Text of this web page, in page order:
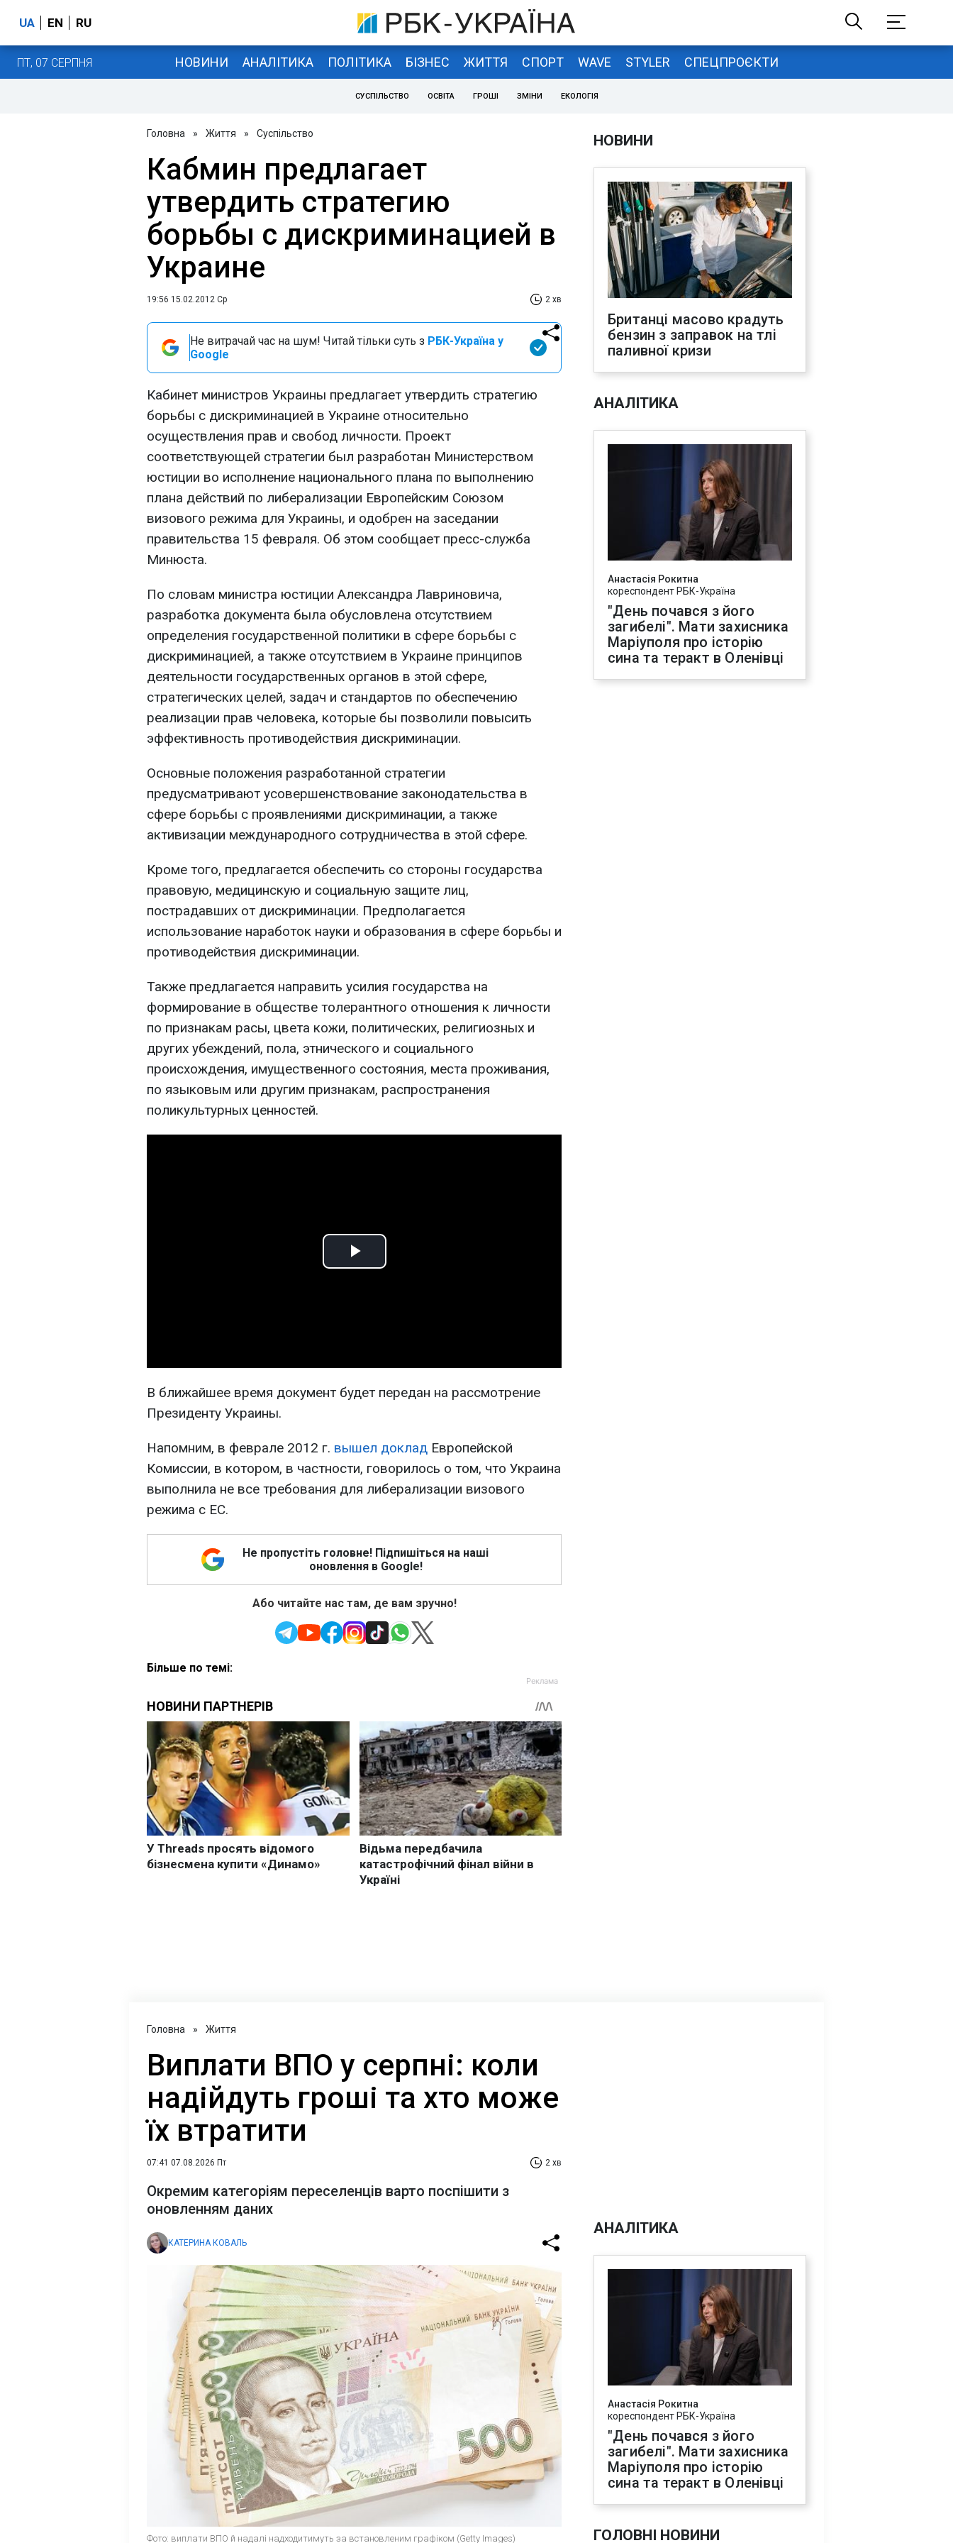
UA EN RU
ПТ, 07 СЕРПНЯ НОВИНИ АНАЛІТИКА ПОЛІТИКА БІЗНЕС ЖИТТЯ СПОРТ WAVE STYLER СПЕЦПРОЄКТИ
СУСПІЛЬСТВО ОСВІТА ГРОШІ ЗМІНИ ЕКОЛОГІЯ
Головна » Життя » Суспільство
Кабмин предлагает
утвердить стратегию
борьбы с дискриминацией в
Украине
19:56 15.02.2012 Ср 2 хв
Не витрачай час на шум! Читай тільки суть з РБК-Україна у
Google
Кабинет министров Украины предлагает утвердить стратегию
борьбы с дискриминацией в Украине относительно
осуществления прав и свобод личности. Проект
соответствующей стратегии был разработан Министерством
юстиции во исполнение национального плана по выполнению
плана действий по либерализации Европейским Союзом
визового режима для Украины, и одобрен на заседании
правительства 15 февраля. Об этом сообщает пресс-служба
Минюста.
По словам министра юстиции Александра Лавриновича,
разработка документа была обусловлена отсутствием
определения государственной политики в сфере борьбы с
дискриминацией, а также отсутствием в Украине принципов
деятельности государственных органов в этой сфере,
стратегических целей, задач и стандартов по обеспечению
реализации прав человека, которые бы позволили повысить
эффективность противодействия дискриминации.
Основные положения разработанной стратегии
предусматривают усовершенствование законодательства в
сфере борьбы с проявлениями дискриминации, а также
активизации международного сотрудничества в этой сфере.
Кроме того, предлагается обеспечить со стороны государства
правовую, медицинскую и социальную защите лиц,
пострадавших от дискриминации. Предполагается
использование наработок науки и образования в сфере борьбы и
противодействия дискриминации.
Также предлагается направить усилия государства на
формирование в обществе толерантного отношения к личности
по признакам расы, цвета кожи, политических, религиозных и
других убеждений, пола, этнического и социального
происхождения, имущественного состояния, места проживания,
по языковым или другим признакам, распространения
поликультурных ценностей.
Play
В ближайшее время документ будет передан на рассмотрение
Президенту Украины.
Напомним, в феврале 2012 г. вышел доклад Европейской
Комиссии, в котором, в частности, говорилось о том, что Украина
выполнила не все требования для либерализации визового
режима с ЕС.
Не пропустіть головне! Підпишіться на наші
оновлення в Google!
Або читайте нас там, де вам зручно!
Більше по темі:
НОВИНИ
Британці масово крадуть
бензин з заправок на тлі
паливної кризи
АНАЛІТИКА
Анастасія Рокитна
кореспондент РБК-Україна
"День почався з його
загибелі". Мати захисника
Маріуполя про історію
сина та теракт в Оленівці
Головна » Життя
Виплати ВПО у серпні: коли
надійдуть гроші та хто може
їх втратити
07:41 07.08.2026 Пт 2 хв
Окремим категоріям переселенців варто поспішити з
оновленням даних
КАТЕРИНА КОВАЛЬ
Фото: виплати ВПО й надалі надходитимуть за встановленим графіком (Getty Images)
АНАЛІТИКА
Анастасія Рокитна
кореспондент РБК-Україна
"День почався з його
загибелі". Мати захисника
Маріуполя про історію
сина та теракт в Оленівці
ГОЛОВНІ НОВИНИ